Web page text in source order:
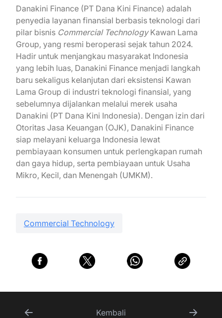
Danakini Finance (PT Dana Kini Finance) adalah
penyedia layanan finansial berbasis teknologi dari
pilar bisnis Commercial TechnologyKawan Lama
Group, yang resmi beroperasi sejak tahun 2024.
Hadir untuk menjangkau masyarakat Indonesia
yang lebih luas, Danakini Finance menjadi langkah
baru sekaligus kelanjutan dari eksistensi Kawan
Lama Group di industri teknologi finansial, yang
sebelumnya dijalankan melalui merek usaha
Danakini (PT Dana Kini Indonesia). Dengan izin dari
Otoritas Jasa Keuangan (OJK), Danakini Finance
siap melayani keluarga Indonesia lewat
pembiayaan konsumen untuk perlengkapan rumah
dan gaya hidup, serta pembiayaan untuk Usaha
Mikro, Kecil, dan Menengah (UMKM).
Commercial Technology
Kembali